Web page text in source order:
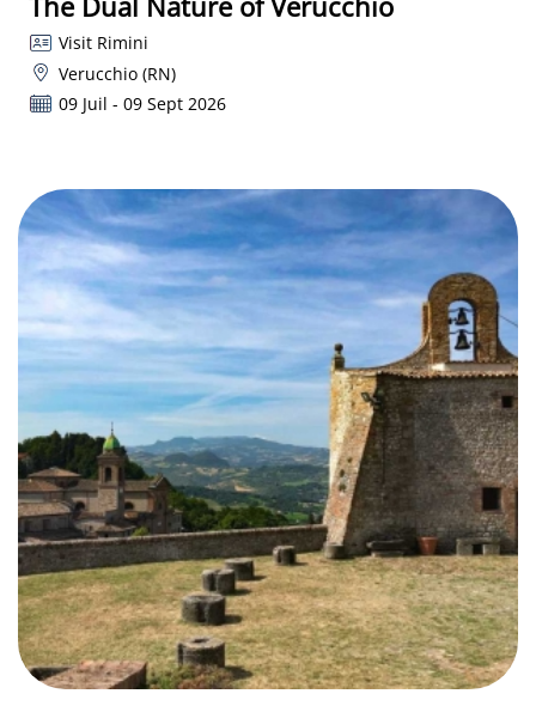
Visit Rimini
Verucchio (RN)
09 Juil - 09 Sept 2026